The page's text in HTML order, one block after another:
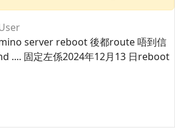
server reboot 後都route 唔到信
.... 固定左係2024年12月13 日reboot